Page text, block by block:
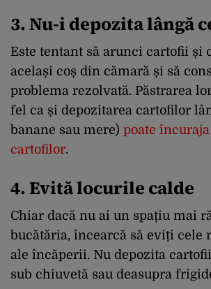
3. Nu-i depozita lângă
Este tentant să arunci cartofii și
același coș din cămară și să
problema rezolvată. Păstrarea
fel ca și depozitarea cartofilor
banane sau mere) poate
cartofilor.
4. Evită locurile calde
Chiar dacă nu ai un spațiu mai
bucătăria, încearcă să eviți cele
ale încăperii. Nu depozita
sub chiuvetă sau deasupra